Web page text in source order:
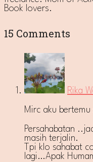
Book lovers.
15 Comments
Rika
Mirc aku
Persahabatan
masih terjalin.
Tpi klo sahabat
lagi…Apak